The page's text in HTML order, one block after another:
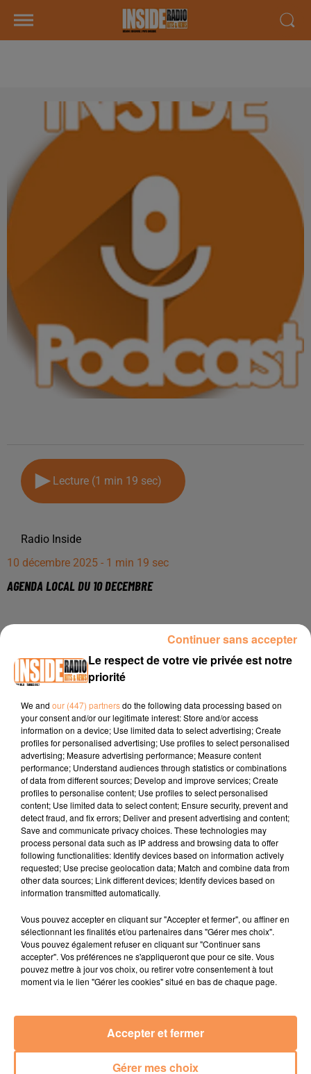
Lecture (1 min 19 sec)
Radio Inside
10 décembre 2025 - 1 min 19 sec
AGENDA LOCAL DU 10 DECEMBRE
00:12 PAU / Cirque de Noël jusq'au 03 janvier Place verdun
00:32 ANGLET / La Foulée du Père Noël dimanche 14
décembre a partir de 9h30 au Stade Jean Moulin
pays-basque.fr
00:47 / BAGNERES-DE-BIGORRE / Grand déballage de la
Recyclerie samedi 13 décembre de 14h à 18h 33 Avenue
du Général Leclercwww.ville-bagneresdebigorre.fr
TITRES DIFFUSÉS
7h22
7h22 7h17
7h17
Cheap Thrills
7h14
7h14
Le respect de votre vie privée est notre
priorité
We and our (447) partnersdo the following data processing based on
your consent and/or our legitimate interest: Store and/or access
information on a device; Use limited data to select advertising; Create
profiles for personalised advertising; Use profiles to select personalised
advertising; Measure advertising performance; Measure content
performance; Understand audiences through statistics or combinations
of data from different sources; Develop and improve services; Create
profiles to personalise content; Use profiles to select personalised
content; Use limited data to select content; Ensure security, prevent and
detect fraud, and fix errors; Deliver and present advertising and content;
Save and communicate privacy choices. These technologies may
process personal data such as IP address and browsing data to offer
following functionalities: Identify devices based on information actively
requested; Use precise geolocation data; Match and combine data from
other data sources; Link different devices; Identify devices based on
information transmitted automatically.
Vous pouvez accepter en cliquant sur "Accepter et fermer", ou affiner en
sélectionnant les finalités et/ou partenaires dans "Gérer mes choix".
Vous pouvez également refuser en cliquant sur "Continuer sans
accepter". Vos préférences ne s'appliqueront que pour ce site. Vous
pouvez mettre à jour vos choix, ou retirer votre consentement à tout
moment via le lien "Gérer les cookies" situé en bas de chaque page.
Gérer mes choix
Accepter et fermer
Continuer sans accepter